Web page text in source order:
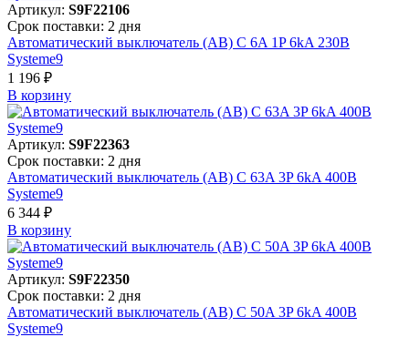
Артикул: S9F22106
Срок поставки: 2 дня
Автоматический выключатель (АВ) C 6A 1P 6kA 230В
Systeme9
1 196 ₽
В корзинy
Артикул: S9F22363
Срок поставки: 2 дня
Автоматический выключатель (АВ) C 63A 3P 6kA 400В
Systeme9
6 344 ₽
В корзинy
Артикул: S9F22350
Срок поставки: 2 дня
Автоматический выключатель (АВ) C 50A 3P 6kA 400В
Systeme9